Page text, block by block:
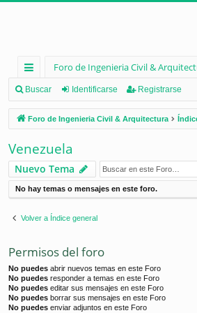
nl
ac
es
rá
pi
d
os
Foro de Ingenieria Civil &
Buscar Identificarse Registrarse
Foro de Ingenieria Civil & Arquitectura
Venezuela
Nuevo Tema
No hay temas o mensajes en este foro.
Volver a Índice general
Permisos del foro
No puedes abrir nuevos temas en este Foro
No puedes responder a temas en este Foro
No puedes editar sus mensajes en este Foro
No puedes borrar sus mensajes en este Foro
No puedes enviar adjuntos en este Foro